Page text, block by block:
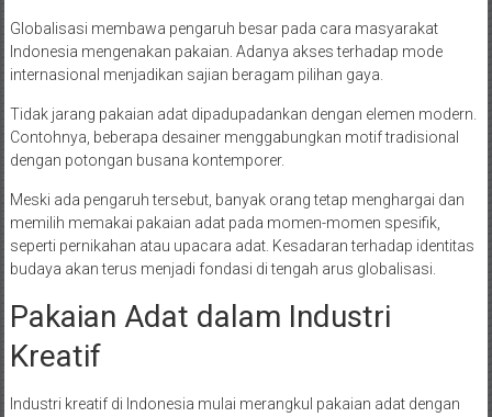
Globalisasi membawa pengaruh besar pada cara masyarakat
Indonesia mengenakan pakaian. Adanya akses terhadap mode
internasional menjadikan sajian beragam pilihan gaya.
Tidak jarang pakaian adat dipadupadankan dengan elemen modern.
Contohnya, beberapa desainer menggabungkan motif tradisional
dengan potongan busana kontemporer.
Meski ada pengaruh tersebut, banyak orang tetap menghargai dan
memilih memakai pakaian adat pada momen-momen spesifik,
seperti pernikahan atau upacara adat. Kesadaran terhadap identitas
budaya akan terus menjadi fondasi di tengah arus globalisasi.
Pakaian Adat dalam Industri
Kreatif
Industri kreatif di Indonesia mulai merangkul pakaian adat dengan